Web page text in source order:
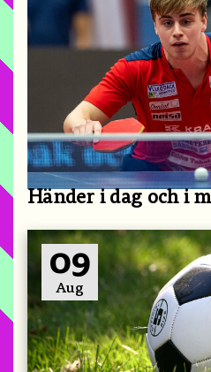
Händer i dag och i
09
Aug